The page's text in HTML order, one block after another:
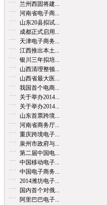
兰州西固将建...
河南省电子商...
山东20县拟试...
成都正式启用...
天津电子商务...
江西推出本土...
银川三年拟培...
山西清理整顿...
山西省最大医...
我国首个电商...
关于举办2014...
关于举办2014...
山东首票跨境...
河南省商务厅...
重庆跨境电子...
泉州市政府与...
第二届中国电...
中国移动电子...
中国电子商务...
2014潍坊电子...
国内首个对俄...
阿里巴巴电子...